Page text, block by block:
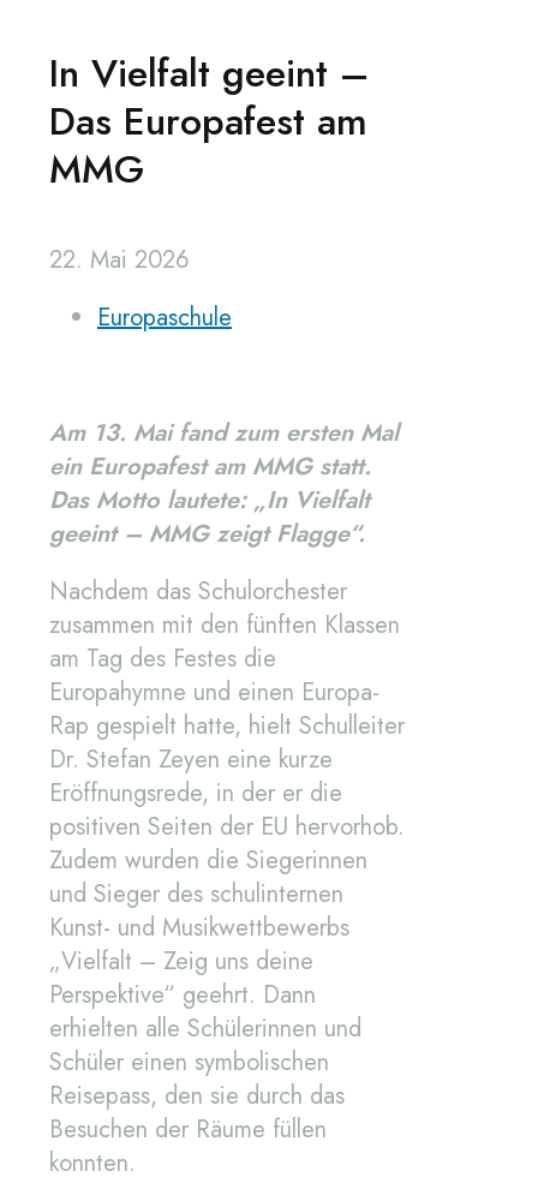
In Vielfalt geeint –
Das Europafest am
MMG
22. Mai 2026
Europaschule
Am 13. Mai fand zum ersten Mal
ein Europafest am MMG statt.
Das Motto lautete: „In Vielfalt
geeint – MMG zeigt Flagge“.
Nachdem das Schulorchester
zusammen mit den fünften Klassen
am Tag des Festes die
Europahymne und einen Europa-
Rap gespielt hatte, hielt Schulleiter
Dr. Stefan Zeyen eine kurze
Eröffnungsrede, in der er die
positiven Seiten der EU hervorhob.
Zudem wurden die Siegerinnen
und Sieger des schulinternen
Kunst- und Musikwettbewerbs
„Vielfalt – Zeig uns deine
Perspektive“ geehrt. Dann
erhielten alle Schülerinnen und
Schüler einen symbolischen
Reisepass, den sie durch das
Besuchen der Räume füllen
konnten.